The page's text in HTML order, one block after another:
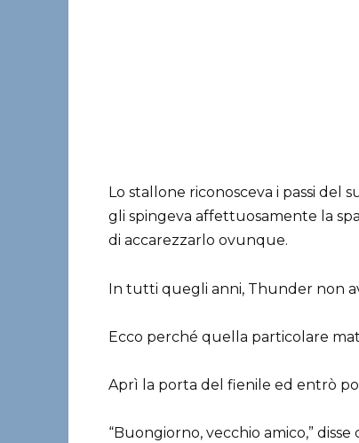
Lo stallone riconosceva i passi del
gli spingeva affettuosamente la
di accarezzarlo ovunque.
In tutti quegli anni, Thunder non
Ecco perché quella particolare
Aprì la porta del fienile ed entrò
“Buongiorno, vecchio amico,” disse